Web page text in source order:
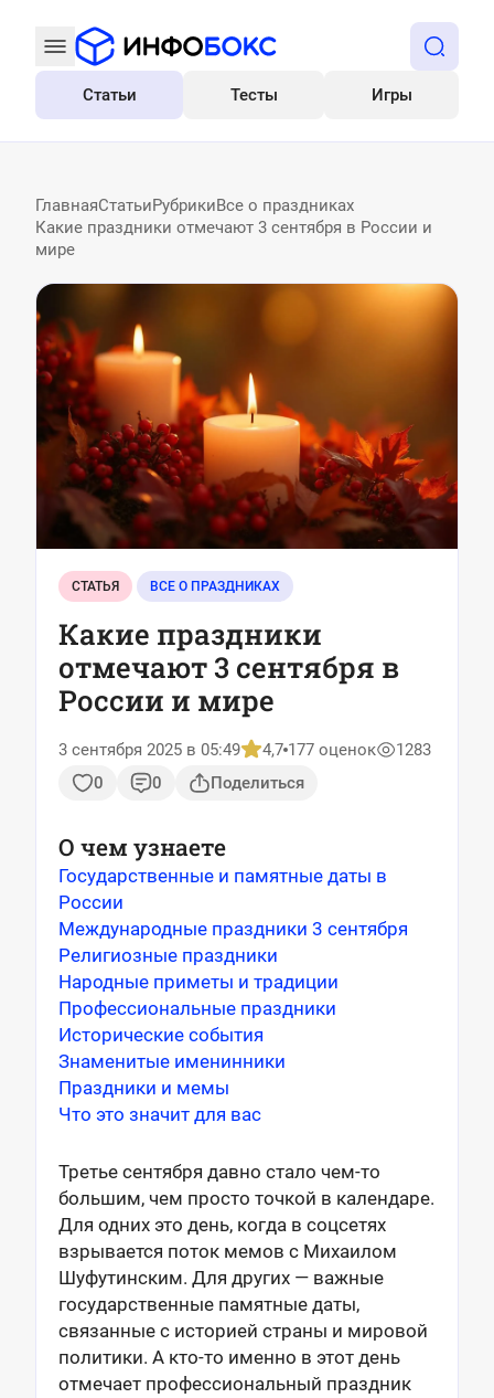
Все
Статьи Тесты Игры
ГлавнаяСтатьиРубрикиВсе о праздниках
Какие праздники отмечают 3 сентября в России и
мире
СТАТЬЯ ВСЕ О ПРАЗДНИКАХ
Какие праздники
отмечают 3 сентября в
России и мире
3 сентября 2025 в 05:49 4,7 177 оценок
1283
0
0 Поделиться
О чем узнаете
Государственные и памятные даты в
России
Международные праздники 3 сентября
Религиозные праздники
Народные приметы и традиции
Профессиональные праздники
Исторические события
Знаменитые именинники
Праздники и мемы
Что это значит для вас
Третье сентября давно стало чем-то
большим, чем просто точкой в календаре.
Для одних это день, когда в соцсетях
взрывается поток мемов с Михаилом
Шуфутинским. Для других — важные
государственные памятные даты,
связанные с историей страны и мировой
политики. А кто-то именно в этот день
отмечает профессиональный праздник